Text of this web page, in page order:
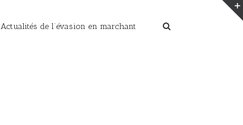
Actualités de l’évasion en marchant